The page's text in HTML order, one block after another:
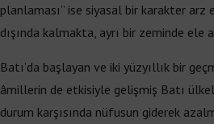
planlaması” ise siyasal bir karakter
dışında kalmakta, ayrı bir zeminde ele
Batı’da başlayan ve iki yüzyıllık bir
âmillerin de etkisiyle gelişmiş Batı
durum karşısında nüfusun giderek